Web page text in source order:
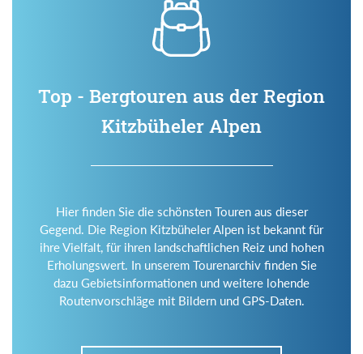
Top - Bergtouren aus der Region
Kitzbüheler Alpen
Hier finden Sie die schönsten Touren aus dieser
Gegend. Die Region Kitzbüheler Alpen ist bekannt für
ihre Vielfalt, für ihren landschaftlichen Reiz und hohen
Erholungswert. In unserem Tourenarchiv finden Sie
dazu Gebietsinformationen und weitere lohende
Routenvorschläge mit Bildern und GPS-Daten.